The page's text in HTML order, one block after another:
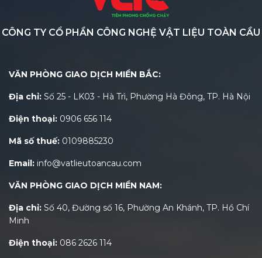
CÔNG TY CỔ PHẦN CÔNG NGHỆ VẬT LIỆU TOÀN CẦU
VĂN PHÒNG GIAO DỊCH MIỀN BẮC:
Địa chỉ: Số 25 - LK03 - Hà Trì, Phường Hà Đông, TP. Hà Nội
Điện thoại: 0906 656 114
Mã số thuế: 0109885230
Email: info@vatlieutoancau.com
VĂN PHÒNG GIAO DỊCH MIỀN NAM:
Địa chỉ: Số 40, Đường số 16, Phường An Khánh, TP. Hồ Chí
Minh
Điện thoại: 086 2626 114